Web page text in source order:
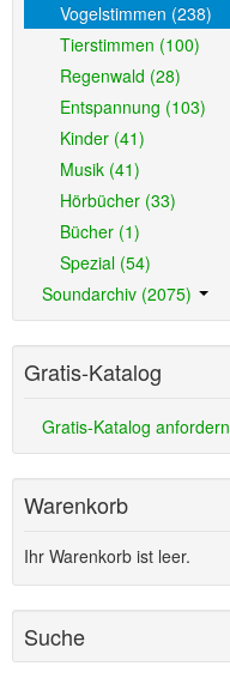
Vogelstimmen (238)
Tierstimmen (100)
Regenwald (28)
Entspannung (103)
Kinder (41)
Musik (41)
Hörbücher (33)
Bücher (1)
Spezial (54)
Soundarchiv (2075)
Gratis-Katalog
Gratis-Katalog anfordern
Warenkorb
Ihr Warenkorb ist leer.
Suche